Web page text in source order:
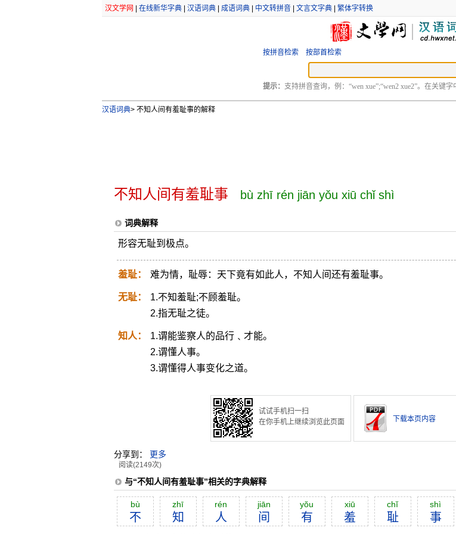
汉文学网 在线新华字典| 汉语词典| 成语词典| 中文转拼音| 文言文字典| 繁体字转换
按拼音检索 按部首检索
提示： 支持拼音查询，例：“wen xue”;“wen2 xue2”。在关键
汉语词典>不知人间有羞耻事的解释
不知人间有羞耻事 bù zhī rén jiān yǒu xiū chǐ shì
词典解释
形容无耻到极点。
羞耻： 难为情，耻辱：天下竟有如此人，不知人间还有羞耻事。
无耻：
1.不知羞耻;不顾羞耻。
2.指无耻之徒。
知人：
1.谓能鉴察人的品行﹑才能。
2.谓懂人事。
3.谓懂得人事变化之道。
试试手机扫一扫
在你手机上继续浏览此页面
下载本页内容
分享到： 更多
阅读(2149次)
与“不知人间有羞耻事”相关的字典解释
bù
不
zhī
知
rén
人
jiān
间
yŏu
有
xiū
羞
chĭ
耻
shì
事